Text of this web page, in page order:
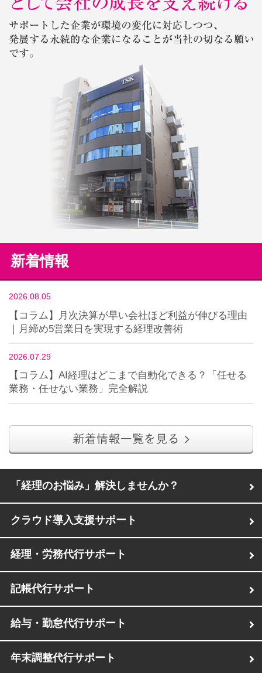
新着情報
2026.08.05
【コラム】月次決算が早い会社ほど利益が伸びる理由
｜月締め5営業日を実現する経理改善術
2026.07.29
【コラム】AI経理はどこまで自動化できる？「任せる
業務・任せない業務」完全解説
「経理のお悩み」解決しませんか？
クラウド導入支援サポート
経理・労務代行サポート
記帳代行サポート
給与・勤怠代行サポート
年末調整代行サポート